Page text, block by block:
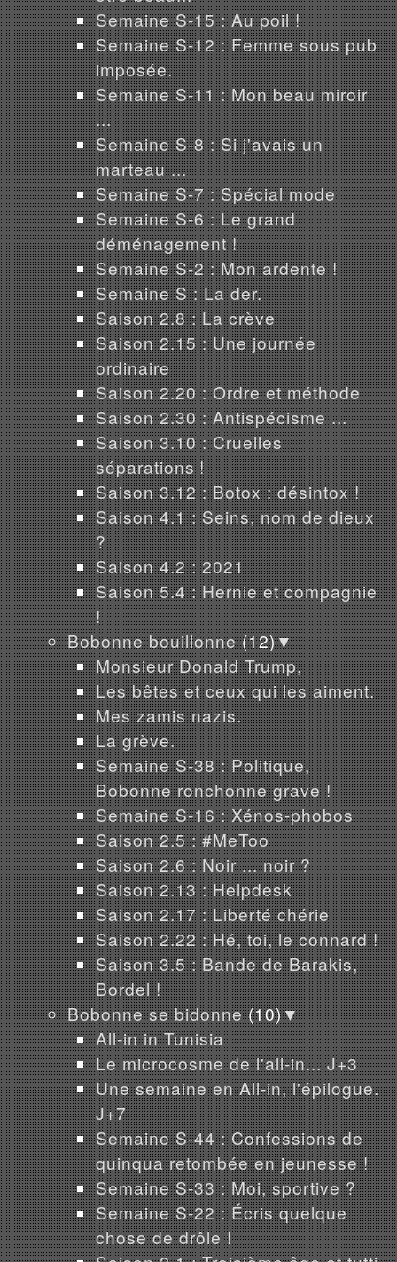
Semaine S-15 : Au poil !
Semaine S-12 : Femme sous pub
imposée.
Semaine S-11 : Mon beau miroir
...
Semaine S-8 : Si j'avais un
marteau ...
Semaine S-7 : Spécial mode
Semaine S-6 : Le grand
déménagement !
Semaine S-2 : Mon ardente !
Semaine S : La der.
Saison 2.8 : La crève
Saison 2.15 : Une journée
ordinaire
Saison 2.20 : Ordre et méthode
Saison 2.30 : Antispécisme ...
Saison 3.10 : Cruelles
séparations !
Saison 3.12 : Botox : désintox !
Saison 4.1 : Seins, nom de dieux
?
Saison 4.2 : 2021
Saison 5.4 : Hernie et compagnie
!
Bobonne bouillonne (12)▼
Monsieur Donald Trump,
Les bêtes et ceux qui les aiment.
Mes zamis nazis.
La grève.
Semaine S-38 : Politique,
Bobonne ronchonne grave !
Semaine S-16 : Xénos-phobos
Saison 2.5 : #MeToo
Saison 2.6 : Noir ... noir ?
Saison 2.13 : Helpdesk
Saison 2.17 : Liberté chérie
Saison 2.22 : Hé, toi, le connard !
Saison 3.5 : Bande de Barakis,
Bordel !
Bobonne se bidonne (10)▼
All-in in Tunisia
Le microcosme de l'all-in... J+3
Une semaine en All-in, l'épilogue.
J+7
Semaine S-44 : Confessions de
quinqua retombée en jeunesse !
Semaine S-33 : Moi, sportive ?
Semaine S-22 : Écris quelque
chose de drôle !